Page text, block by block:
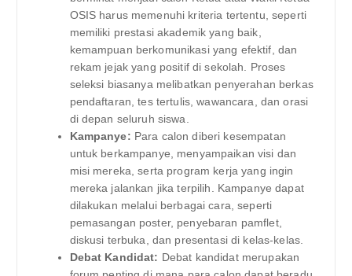
OSIS harus memenuhi kriteria tertentu, seperti
memiliki prestasi akademik yang baik,
kemampuan berkomunikasi yang efektif, dan
rekam jejak yang positif di sekolah. Proses
seleksi biasanya melibatkan penyerahan berkas
pendaftaran, tes tertulis, wawancara, dan orasi
di depan seluruh siswa.
Kampanye: Para calon diberi kesempatan
untuk berkampanye, menyampaikan visi dan
misi mereka, serta program kerja yang ingin
mereka jalankan jika terpilih. Kampanye dapat
dilakukan melalui berbagai cara, seperti
pemasangan poster, penyebaran pamflet,
diskusi terbuka, dan presentasi di kelas-kelas.
Debat Kandidat: Debat kandidat merupakan